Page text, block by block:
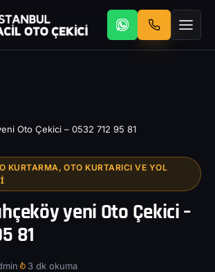
Oto Çekici – 0532 712 95 81
KURTARMA, OTO KURTARICI VE YOL
yeni Oto Çekici –
81
3 dk okuma